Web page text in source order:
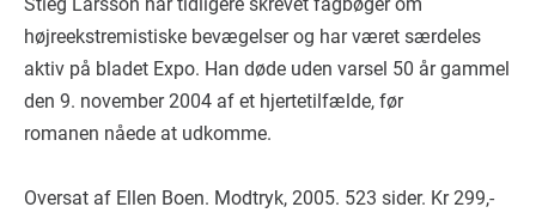
højreekstremistiske bevægelser og har været særdeles
aktiv på bladet Expo. Han døde uden varsel 50 år gammel
den 9. november 2004 af et hjertetilfælde, før
romanen nåede at udkomme.
Oversat af Ellen Boen. Modtryk, 2005. 523 sider. Kr 299,-